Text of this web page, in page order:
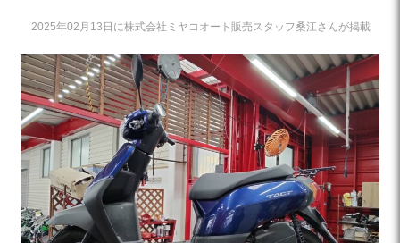
2025年02月13日に株式会社ミヤコオート販売スタッフ桑江さんが掲載